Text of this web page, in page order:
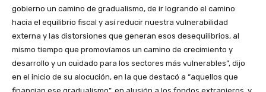
gobierno un camino de gradualismo, de ir logrando el camino
hacia el equilibrio fiscal y así reducir nuestra vulnerabilidad
externa y las distorsiones que generan esos desequilibrios, al
mismo tiempo que promovíamos un camino de crecimiento y
desarrollo y un cuidado para los sectores más vulnerables”, dijo
en el inicio de su alocución, en la que destacó a “aquellos que